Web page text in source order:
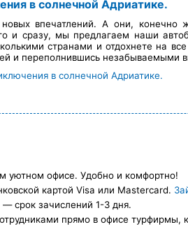
в солнечной Адриатике.
впечатлений. А они,
и сразу, мы предлагаем наши
странами и отдохнете на
и переполнившись незабываемыми
в солнечной Адриатике.
уютном офисе. Удобно и комфортно!
картой Visa или Mastercard.
срок зачислений 1-3 дня.
прямо в офисе турфирмы,